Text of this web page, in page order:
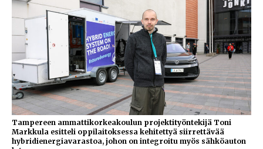
Tampereen ammattikorkeakoulun projektityöntekijä Toni
Markkula esitteli oppilaitoksessa kehitettyä siirrettävää
hybridienergiavarastoa, johon on integroitu myös sähköauton